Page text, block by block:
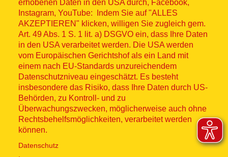
erhobenen Daten in den USA durch, Facebook,
Instagram, YouTube: Indem Sie auf "ALLES
AKZEPTIEREN" klicken, willigen Sie zugleich gem.
Art. 49 Abs. 1 S. 1 lit. a) DSGVO ein, dass Ihre Daten
in den USA verarbeitet werden. Die USA werden
vom Europäischen Gerichtshof als ein Land mit
einem nach EU-Standards unzureichendem
Datenschutzniveau eingeschätzt. Es besteht
insbesondere das Risiko, dass Ihre Daten durch US-
Behörden, zu Kontroll- und zu
Überwachungszwecken, möglicherweise auch ohne
Rechtsbehelfsmöglichkeiten, verarbeitet werden
können.
Datenschutz
Fußzeilenmenü
Impressum
Datenschutz
Kontakt
Hinweisgebersystem
Lieferkette
Widerruf